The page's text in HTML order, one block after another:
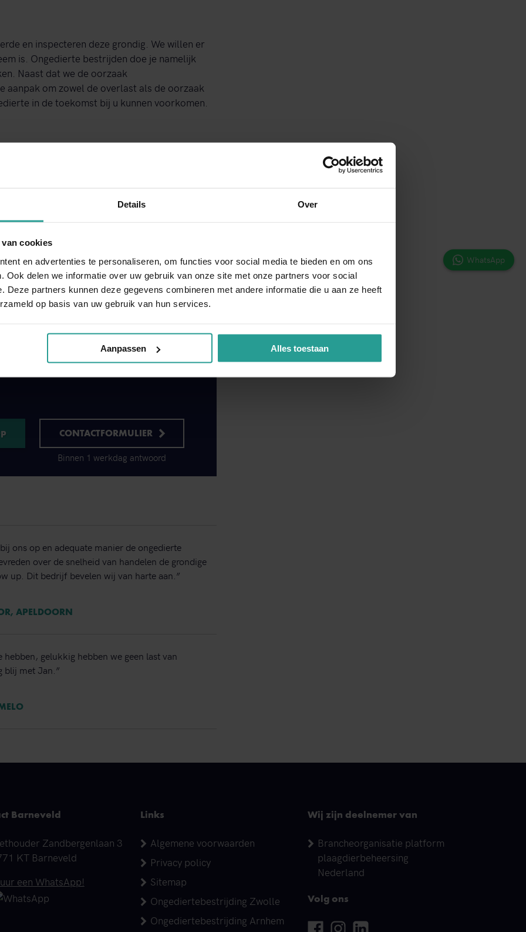
Details Over
cookies
en advertenties te personaliseren, om functies voor social media te bieden en om ons
Ook delen we informatie over uw gebruik van onze site met onze partners voor social
Deze partners kunnen deze gegevens combineren met andere informatie die u aan ze heeft
op basis van uw gebruik van hun services.
Aanpassen Alles toestaan
en inspecteren deze grondig. We willen er
is. Ongedierte bestrijden doe je namelijk
Naast dat we de oorzaak
aanpak om zowel de overlast als de oorzaak
in de toekomst bij u kunnen voorkomen.
tot het daadwerkelijk bestrijden van het
vraagt om een andere aanpak. Hierbij letten
meest efficiënte aanpak met zo min mogelijk
oplossing.
doe je door de bron van het overlast aan te
de oorzaak van het probleem. Vaak zijn
Dit kunnen maatregelen als afdichting of
in de toekomst te voorkomen.
bij u langs in Heerde.
CONTACTFORMULIER
Binnen 1 werkdag antwoord
ons op en adequate manier de ongedierte
over de snelheid van handelen de grondige
up. Dit bedrijf bevelen wij van harte aan.”
APELDOORN
gelukkig hebben we geen last van
blij met Jan.”
Barneveld
Zandbergenlaan 3
KT Barneveld
een WhatsApp!
Links
Algemene voorwaarden
Privacy policy
Sitemap
Ongediertebestrijding Zwolle
Ongediertebestrijding Arnhem
Wij zijn deelnemer van
Brancheorganisatie platform
plaagdierbeheersing
Nederland
Volg ons
Facebook
InstagramLinkedin
WhatsApp